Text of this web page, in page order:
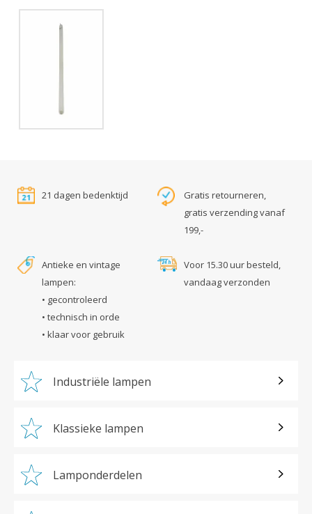
21 dagen bedenktijd
Gratis retourneren,
gratis verzending vanaf
199,-
Antieke en vintage
lampen:
• gecontroleerd
• technisch in orde
• klaar voor gebruik
Voor 15.30 uur besteld,
vandaag verzonden
Industriële lampen
Klassieke lampen
Lamponderdelen